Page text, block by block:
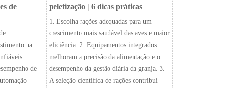
de
na
de
peletização | 6 dicas práticas
1. Escolha rações adequadas para um
crescimento mais saudável das aves e maior
eficiência. 2. Equipamentos integrados
melhoram a precisão da alimentação e o
desempenho da gestão diária da granja. 3.
A seleção científica de rações contribui